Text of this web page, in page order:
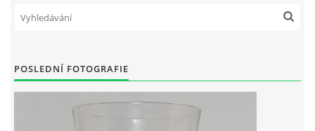
POSLEDNÍ FOTOGRAFIE